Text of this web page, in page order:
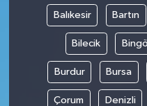
Balıkesir Bartın
Bilecik Bingöl
Burdur Bursa
Çorum Denizli